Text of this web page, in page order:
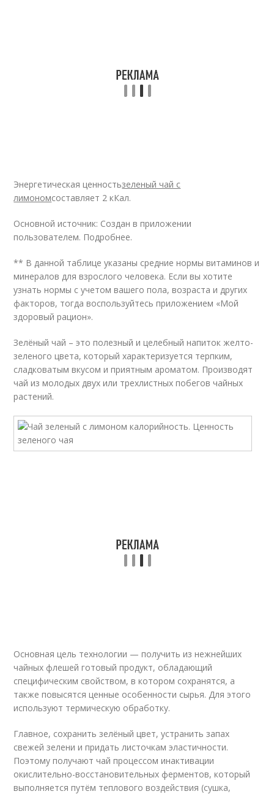
Энергетическая ценностьзеленый чай с
лимономсоставляет 2 кКал.
Основной источник: Создан в приложении
пользователем. Подробнее.
** В данной таблице указаны средние нормы витаминов и
минералов для взрослого человека. Если вы хотите
узнать нормы с учетом вашего пола, возраста и других
факторов, тогда воспользуйтесь приложением «Мой
здоровый рацион».
Зелёный чай – это полезный и целебный напиток желто-
зеленого цвета, который характеризуется терпким,
сладковатым вкусом и приятным ароматом. Производят
чай из молодых двух или трехлистных побегов чайных
растений.
Основная цель технологии — получить из нежнейших
чайных флешей готовый продукт, обладающий
специфическим свойством, в котором сохранятся, а
также повысятся ценные особенности сырья. Для этого
используют термическую обработку.
Главное, сохранить зелёный цвет, устранить запах
свежей зелени и придать листочкам эластичности.
Поэтому получают чай процессом инактивации
окислительно-восстановительных ферментов, который
выполняется путём теплового воздействия (сушка,